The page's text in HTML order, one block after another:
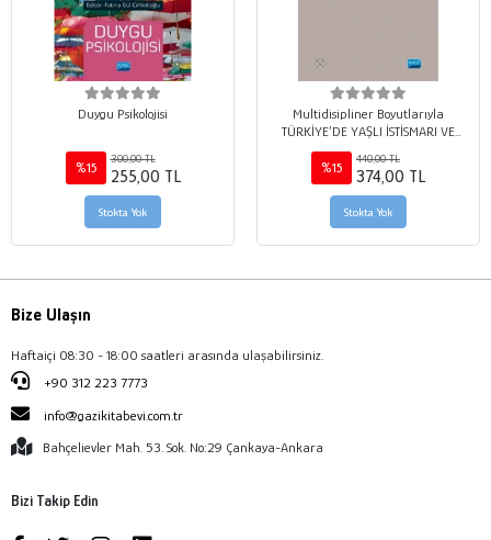
Duygu Psikolojisi
%15
300,00 TL
255,00 TL
Stokta Yok
Multidisipliner Boyutlarıyla
TÜRKİYE’DE YAŞLI İSTİSMARI VE
İHMALİ- Türkiye Gerontoloji Serisi
%15
440,00 TL
374,00 TL
Stokta Yok
Bize Ulaşın
Haftaiçi 08:30 - 18:00 saatleri arasında ulaşabilirsiniz.
+90 312 223 7773
info@gazikitabevi.com.tr
Bahçelievler Mah. 53. Sok. No:29 Çankaya-Ankara
Bizi Takip Edin